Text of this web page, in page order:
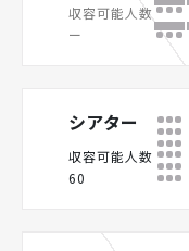
収容可能人数
ー
シアター
収容可能人数
60